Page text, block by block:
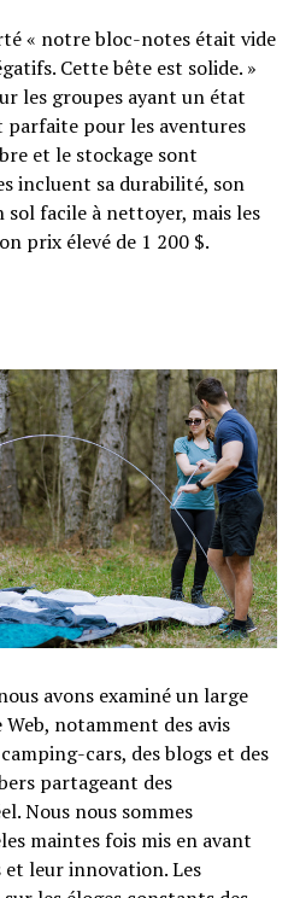
« notre bloc-notes était vide
Cette bête est solide. »
les groupes ayant un état
parfaite pour les aventures
et le stockage sont
incluent sa durabilité, son
facile à nettoyer, mais les
prix élevé de 1 200 $.
avons examiné un large
notamment des avis
cars, des blogs et des
partageant des
Nous nous sommes
maintes fois mis en avant
leur innovation. Les